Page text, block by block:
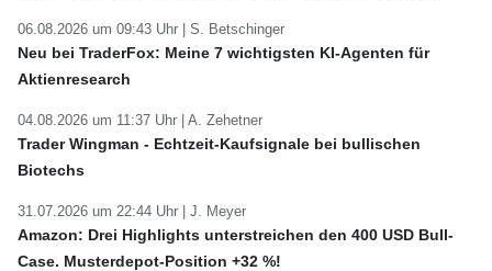
06.08.2026 um 09:43 Uhr | S. Betschinger
Neu bei TraderFox: Meine 7 wichtigsten KI-Agenten für
Aktienresearch
04.08.2026 um 11:37 Uhr | A. Zehetner
Trader Wingman - Echtzeit-Kaufsignale bei bullischen
Biotechs
31.07.2026 um 22:44 Uhr | J. Meyer
Amazon: Drei Highlights unterstreichen den 400 USD Bull-
Case. Musterdepot-Position +32 %!